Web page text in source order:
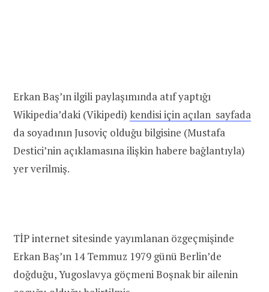
Erkan Baş’ın ilgili paylaşımında atıf yaptığı
Wikipedia’daki (Vikipedi) kendisi için açılan sayfada
da soyadının Jusoviç olduğu bilgisine (Mustafa
Destici’nin açıklamasına ilişkin habere bağlantıyla)
yer verilmiş.
TİP internet sitesinde yayımlanan özgeçmişinde
Erkan Baş’ın 14 Temmuz 1979 günü Berlin’de
doğduğu, Yugoslavya göçmeni Boşnak bir ailenin